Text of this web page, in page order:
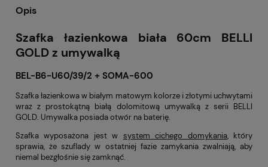
Opis
Szafka łazienkowa biała 60cm BELLI
GOLD z umywalką
BEL-B6-U60/39/2 + SOMA-600
Szafka łazienkowa w białym matowym kolorze i złotymi uchwytami
wraz z prostokątną białą dolomitową umywalką z serii BELLI
GOLD. Umywalka posiada otwór na baterię.
Szafka wyposażona jest w system cichego domykania, który
sprawia, że szuflady w ostatniej fazie zamykania zwalniają, aby
niemal bezgłośnie się zamknąć.